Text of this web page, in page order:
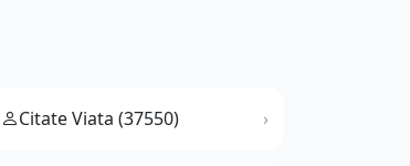
Citate Viata (37550)